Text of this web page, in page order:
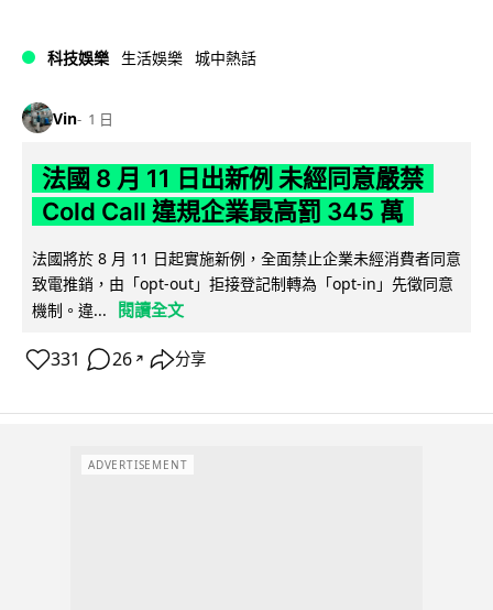
科技娛樂 生活娛樂 城中熱話
Vin 1 日
法國 8 月 11 日出新例 未經同意嚴禁
Cold Call 違規企業最高罰 345 萬
法國將於 8 月 11 日起實施新例，全面禁止企業未經消費者同意
致電推銷，由「opt-out」拒接登記制轉為「opt-in」先徵同意
機制。違...
閱讀全文
331 26 ↗ 分享
ADVERTISEMENT